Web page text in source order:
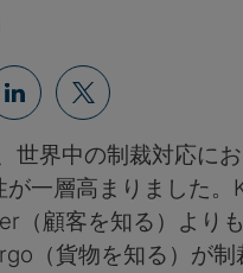
世界中の制裁対応に
が一層高まりました。
（顧客を知る）より
（貨物を知る）が制